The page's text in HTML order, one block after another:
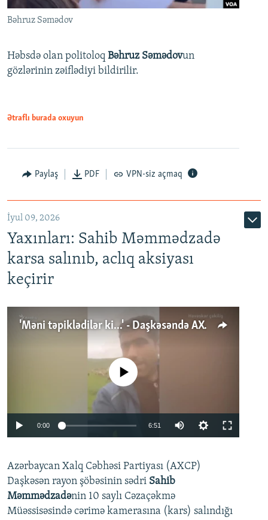
Bəhruz Səmədov
Həbsdə olan politoloq Bəhruz Səmədovun
gözlərinin zəiflədiyi bildirilir.
Ətraflı burada oxuyun
Paylaş PDF VPN-siz açmaq
İyul 09, 2026
Yaxınları: Sahib Məmmədzadə
karsa salınıb, aclıq aksiyası
keçirir
'Məni təpiklədilər ki...' - Daşkəsəndə AXCP fəalının yaxınları onun həbsinə etiraz edirlər
Auto 240p 360p
720p 1080p
No media source currently available
0:00 6:51
360p
720p
Azərbaycan Xalq Cəbhəsi Partiyası (AXCP)
Daşkəsən rayon şöbəsinin sədri Sahib
Məmmədzadənin 10 saylı Cəzaçəkmə
Müəssisəsində cərimə kamerasına (kars) salındığı